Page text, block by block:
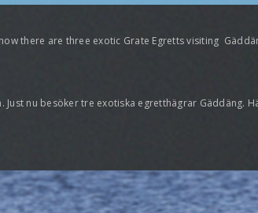
there are three exotic Grate Egretts visiting
nu besöker tre exotiska egretthägrar Gäddäng.